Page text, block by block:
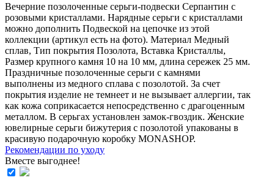
Вечерние позолоченные серьги-подвески Серпантин с
розовыми кристаллами. Нарядные серьги с кристаллами
можно дополнить Подвеской на цепочке из этой
коллекции (aртикул есть на фoто). Материал Медный
сплав, Тип покрытия Позолота, Вставка Кристаллы,
Размер крупного камня 10 на 10 мм, длина сережек 25 мм.
Праздничные позолоченные серьги с камнями
выполнены из медного сплава с позолотой. За счет
покрытия изделие не темнеет и не вызывает аллергии, так
как кожа соприкасается непосредственно с драгоценным
металлом. В серьгах установлен замок-гвоздик. Женские
ювелирные серьги бижутерия с позолотой упакованы в
красивую подарочную коробку MONASHOP.
Рекомендации по уходу
Вместе выгоднее!